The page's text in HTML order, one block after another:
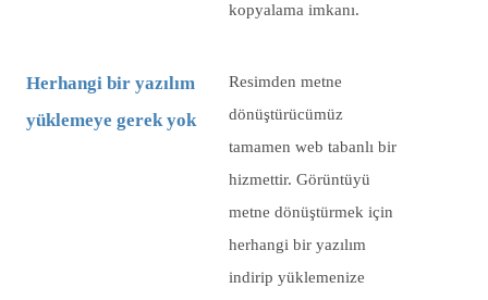
kopyalama imkanı.
Herhangi bir yazılım
yüklemeye gerek yok
Resimden metne
dönüştürücümüz
tamamen web tabanlı bir
hizmettir. Görüntüyü
metne dönüştürmek için
herhangi bir yazılım
indirip yüklemenize